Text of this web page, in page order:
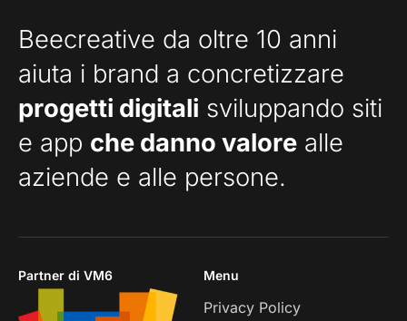
Beecreative da oltre 10 anni
aiuta i brand a concretizzare
progetti digitali sviluppando siti
e app che danno valore alle
aziende e alle persone.
Partner di VM6 Menu
Privacy Policy